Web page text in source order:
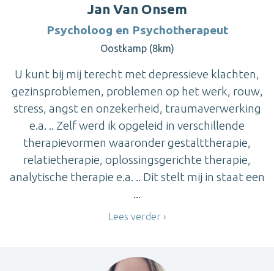
Jan Van Onsem
Psycholoog en Psychotherapeut
Oostkamp (8km)
U kunt bij mij terecht met depressieve klachten,
gezinsproblemen, problemen op het werk, rouw,
stress, angst en onzekerheid, traumaverwerking
e.a. .. Zelf werd ik opgeleid in verschillende
therapievormen waaronder gestalttherapie,
relatietherapie, oplossingsgerichte therapie,
analytische therapie e.a. .. Dit stelt mij in staat een
...
Lees verder